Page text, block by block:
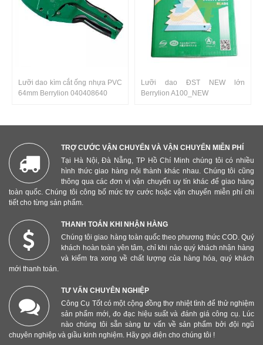
Lưỡi dao kìm cắt ống nhựa PVC
64mm Berrylion 040408640
Lưỡi dao ĐST NEW lớn
Berrylion A100_NEW
TRỢ CƯỚC VẬN CHUYỂN VÀ VẬN CHUYỂN MIỄN PHÍ
Tại Hà Nội, Đà Nẵng, TP Hồ Chí Minh chúng tôi có nhiều
hình thức giao hàng nội thành khác nhau. Chúng tôi cũng
thông qua các đơn vị vận chuyển uy tín khác để giao hàng
toàn quốc. Chúng tôi công bố mức trợ cước hoặc vận chuyển miễn phí chi
tiết cho từng sản phẩm.
THANH TOÁN KHI NHẬN HÀNG
Chúng tôi giao hàng toàn quốc theo phương thức COD. Quý
khách hoàn toàn yên tâm, chỉ khi nào quý khách nhận hàng
và kiểm tra xong về chất lượng của hàng hóa, quý khách
mới thanh toán.
TƯ VẤN CHUYÊN NGHIỆP
Công Cụ Tốt có một cộng đồng thợ nhiệt tình để thử nghiệm
sản phẩm mới, đo đạc hiệu suất và đánh giá công cụ. Lúc
nào chúng tôi sẵn sàng tư vấn về sản phẩm bởi đội ngũ
chuyên nghiệp và giầu kinh nghiệm. Hãy gọi điện cho chúng tôi !